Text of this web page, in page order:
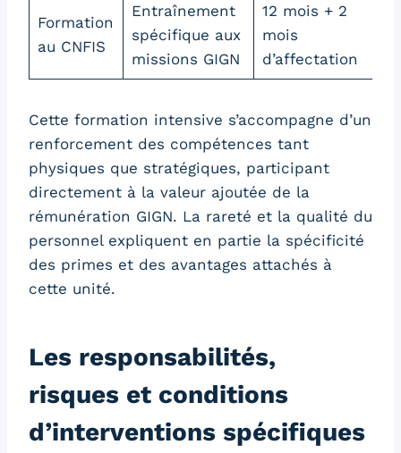
Formation
au CNFIS
Entraînement
spécifique aux
missions GIGN
12 mois + 2
mois
d’affectation
Cette formation intensive s’accompagne d’un
renforcement des compétences tant
physiques que stratégiques, participant
directement à la valeur ajoutée de la
rémunération GIGN. La rareté et la qualité du
personnel expliquent en partie la spécificité
des primes et des avantages attachés à
cette unité.
Les responsabilités,
risques et conditions
d’interventions spécifiques